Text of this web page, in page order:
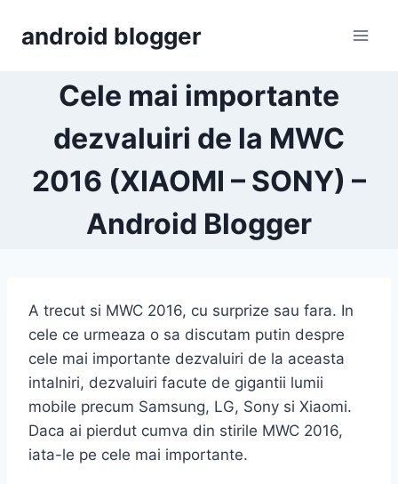
android blogger
Cele mai importante
dezvaluiri de la MWC
2016 (XIAOMI – SONY) –
Android Blogger
A trecut si MWC 2016, cu surprize sau fara. In
cele ce urmeaza o sa discutam putin despre
cele mai importante dezvaluiri de la aceasta
intalniri, dezvaluiri facute de gigantii lumii
mobile precum Samsung, LG, Sony si Xiaomi.
Daca ai pierdut cumva din stirile MWC 2016,
iata-le pe cele mai importante.